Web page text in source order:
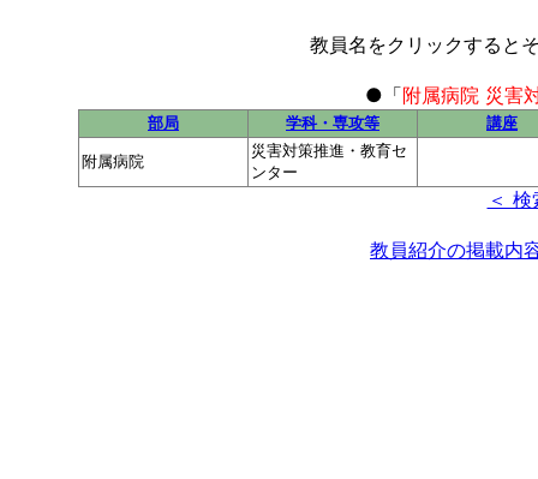
教員名をクリックすると
●「附属病院 災害
部局 学科・専攻等
講座
附属病院
災害対策推進・教育セ
ンター
＜
教員紹介の掲載内